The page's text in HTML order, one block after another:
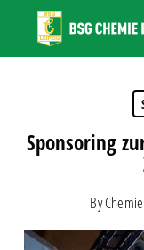
main
Sponsoring
By